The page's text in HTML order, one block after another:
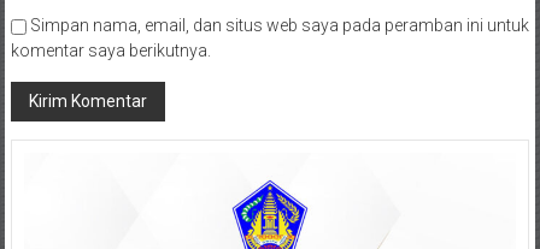
Simpan nama, email, dan situs web saya pada peramban ini untuk
komentar saya berikutnya.